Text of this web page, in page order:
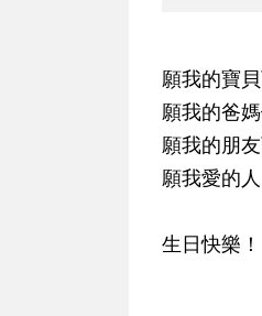
願我的寶
願我的爸
願我的朋
願我愛的
生日快樂！